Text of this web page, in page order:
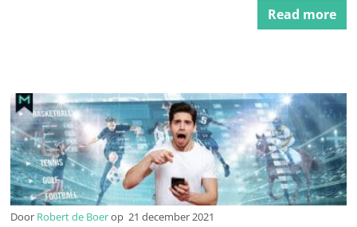
Read more
Door Robert de Boerop 21 december 2021